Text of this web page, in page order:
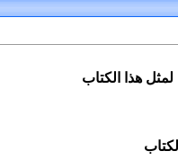
هذا الكتاب